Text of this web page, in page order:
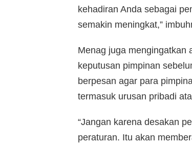
kehadiran Anda sebagai
semakin meningkat,”
Menag juga mengingatkan
keputusan pimpinan
berpesan agar para
termasuk urusan pribadi
“Jangan karena desakan
peraturan. Itu akan